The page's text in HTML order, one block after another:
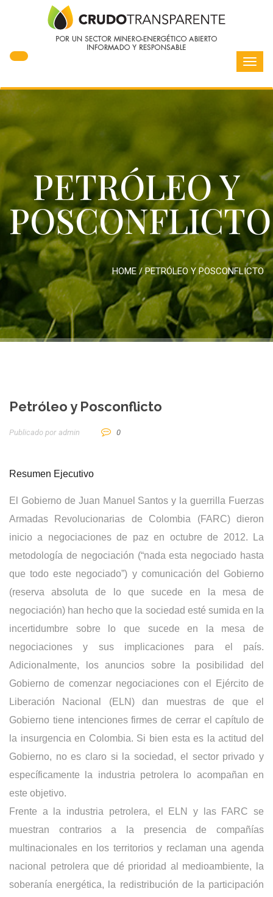
PETRÓLEO Y
POSCONFLICTO
HOME /PETRÓLEO Y POSCONFLICTO
Petróleo y Posconflicto
Publicado por Admin 0
Resumen Ejecutivo
El Gobierno de Juan Manuel Santos y la guerrilla Fuerzas
Armadas Revolucionarias de Colombia (FARC) dieron
inicio a negociaciones de paz en octubre de 2012. La
metodología de negociación (“nada esta negociado hasta
que todo este negociado”) y comunicación del Gobierno
(reserva absoluta de lo que sucede en la mesa de
negociación) han hecho que la sociedad esté sumida en la
incertidumbre sobre lo que sucede en la mesa de
negociaciones y sus implicaciones para el país.
Adicionalmente, los anuncios sobre la posibilidad del
Gobierno de comenzar negociaciones con el Ejército de
Liberación Nacional (ELN) dan muestras de que el
Gobierno tiene intenciones firmes de cerrar el capítulo de
la insurgencia en Colombia. Si bien esta es la actitud del
Gobierno, no es claro si la sociedad, el sector privado y
específicamente la industria petrolera lo acompañan en
este objetivo.
Frente a la industria petrolera, el ELN y las FARC se
muestran contrarios a la presencia de compañías
multinacionales en los territorios y reclaman una agenda
nacional petrolera que dé prioridad al medioambiente, la
soberanía energética, la redistribución de la participación